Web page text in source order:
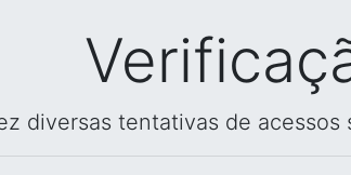
diversas tentativas de